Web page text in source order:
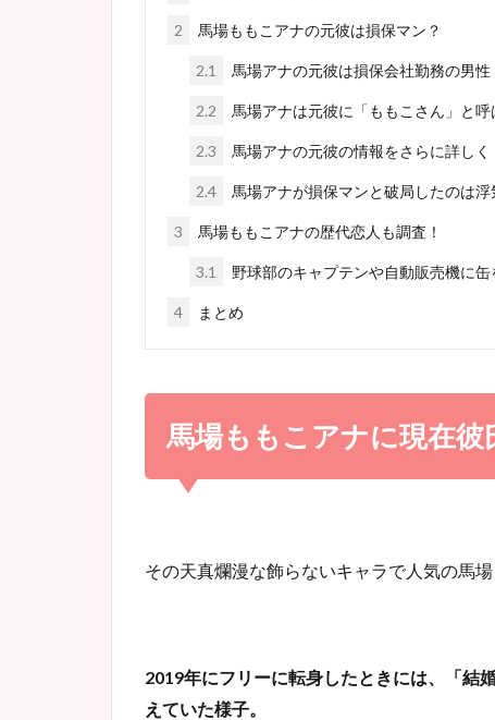
2 馬場ももこアナの元彼は損保マン？
2.1 馬場アナの元彼は損保会社勤務の男性
2.2 馬場アナは元彼に「ももこさん」と呼
2.3 馬場アナの元彼の情報をさらに詳しく
2.4 馬場アナが損保マンと破局したのは浮
3 馬場ももこアナの歴代恋人も調査！
3.1 野球部のキャプテンや自動販売機に
4 まとめ
馬場ももこアナに現在彼
その天真爛漫な飾らないキャラで人気の馬
2019年にフリーに転身したときには、「結
えていた様子。